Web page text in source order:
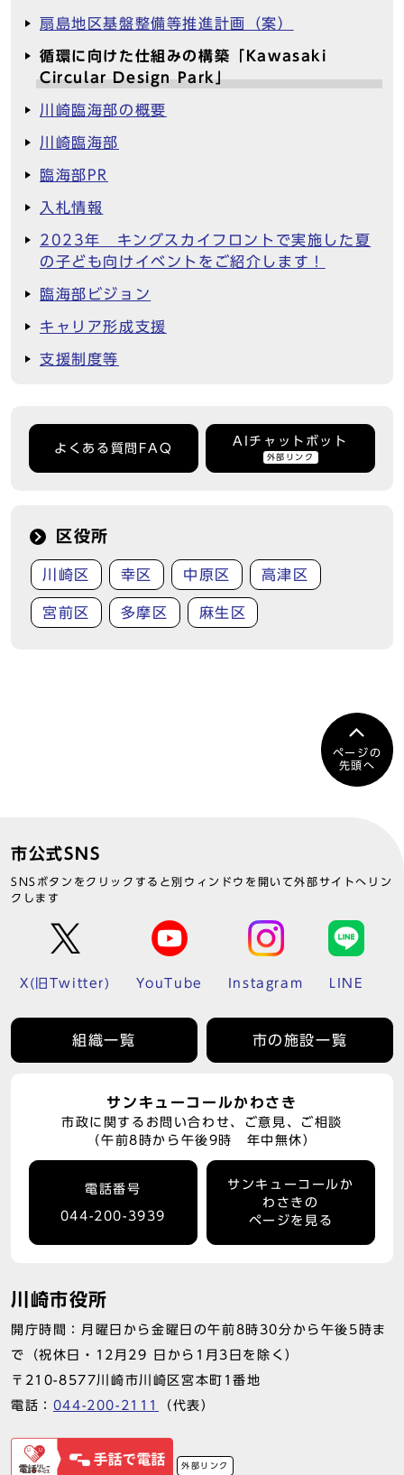
扇島地区基盤整備等推進計画（案）
循環に向けた仕組みの構築「Kawasaki
Circular Design Park」
川崎臨海部の概要
川崎臨海部
臨海部PR
入札情報
2023年 キングスカイフロントで実施した夏
の子ども向けイベントをご紹介します！
臨海部ビジョン
キャリア形成支援
支援制度等
よくある質問FAQ
AIチャットボット
外部リンク
区役所
川崎区 幸区 中原区 高津区
宮前区 多摩区 麻生区
ページの
先頭へ
市公式SNS
SNSボタンをクリックすると別ウィンドウを開いて外部サイトへリン
クします
X(旧Twitter) YouTube Instagram LINE
組織一覧 市の施設一覧
サンキューコールかわさき
市政に関するお問い合わせ、ご意見、ご相談
（午前8時から午後9時 年中無休）
電話番号
044-200-3939
サンキューコールか
わさきの
ページを見る
川崎市役所
開庁時間：月曜日から金曜日の午前8時30分から午後5時ま
で（祝休日・12月29 日から1月3日を除く）
〒210-8577川崎市川崎区宮本町1番地
電話： 044-200-2111 （代表）
外部リンク